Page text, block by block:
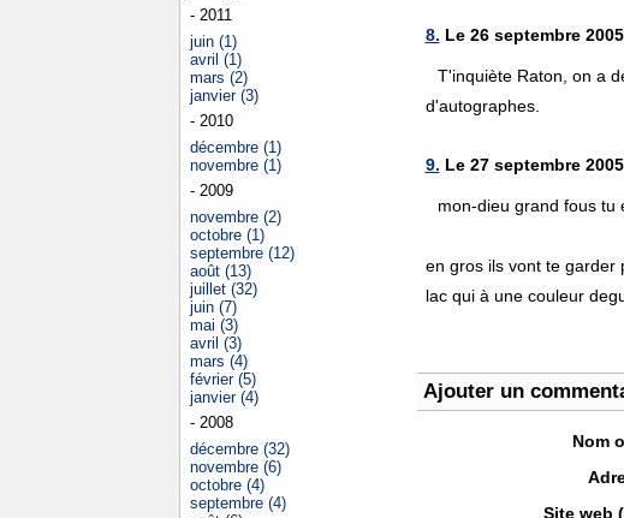
8. Le 26 septembre
T'inquiète Raton, on a
d'autographes.
9. Le 27 septembre
mon-dieu grand fous tu
en gros ils vont te garder
lac qui à une couleur
Ajouter un
Nom
- 2011
juin (1)
avril (1)
mars (2)
janvier (3)
- 2010
décembre (1)
novembre (1)
- 2009
novembre (2)
octobre (1)
septembre (12)
août (13)
juillet (32)
juin (7)
mai (3)
avril (3)
mars (4)
février (5)
janvier (4)
- 2008
décembre (32)
novembre (6)
octobre (4)
septembre (4)